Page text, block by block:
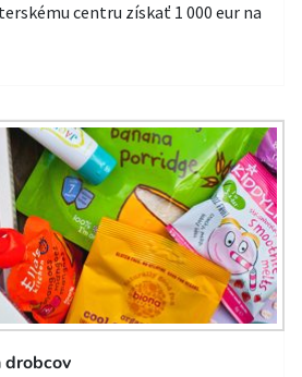
centru získať 1 000 eur na
drobcov